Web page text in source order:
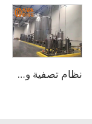
نظام تصفية ومعالجة المياه بالتناضح العكسي